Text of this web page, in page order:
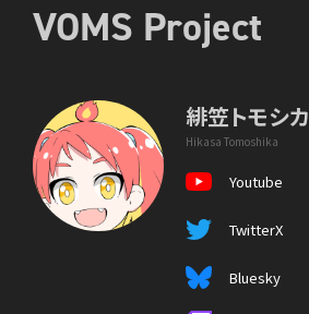
VOMS Project
緋笠トモシカ
Hikasa Tomoshika
Youtube
TwitterX
Bluesky